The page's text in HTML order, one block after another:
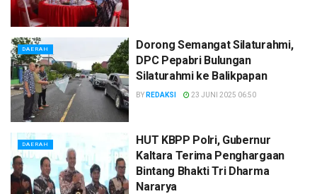
DAERAH
Dorong Semangat Silaturahmi,
DPC Pepabri Bulungan
Silaturahmi ke Balikpapan
BY REDAKSI 23 JUNI 2025 06:50
DAERAH
HUT KBPP Polri, Gubernur
Kaltara Terima Penghargaan
Bintang Bhakti Tri Dharma
Nararya